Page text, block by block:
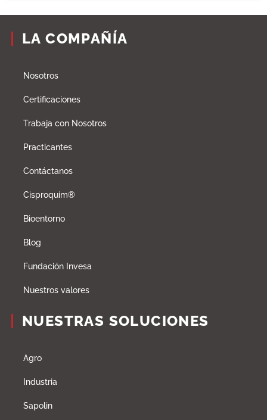
LA COMPAÑÍA
Nosotros
Certificaciones
Trabaja con Nosotros
Practicantes
Contáctanos
Cisproquim®
Bioentorno
Blog
Fundación Invesa
Nuestros valores
NUESTRAS SOLUCIONES
Agro
Industria
Sapolin